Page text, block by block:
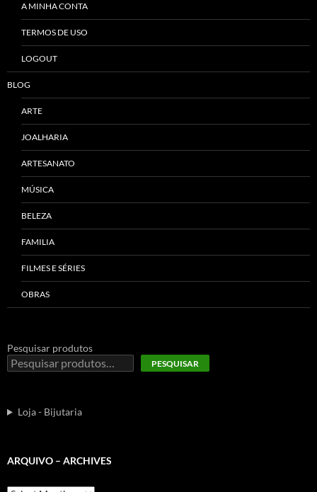
A MINHA CONTA
TERMOS DE USO
LOGOUT
BLOG
ARTE
JOALHARIA
ARTESANATO
MÚSICA
BELEZA
FAMILIA
FILMES E SÉRIES
OBRAS
Pesquisar produtos
PESQUISAR
Loja - Bijutaria
ARQUIVO – ARCHIVES